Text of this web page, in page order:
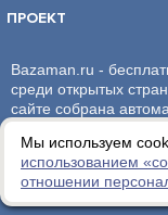
Мы используем
использованием
отношении
ПРОЕКТ
Bazaman.ru -
среди открытых
сайте собрана
администрация
Политика